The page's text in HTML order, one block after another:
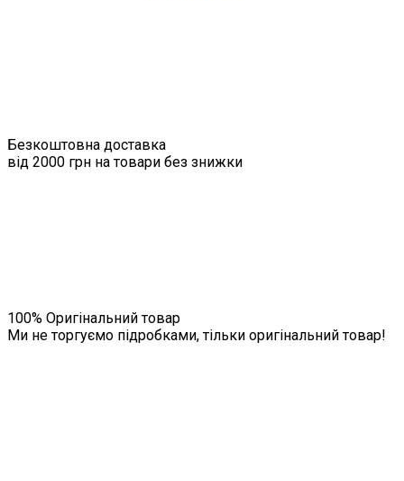
Безкоштовна доставка
від 2000 грн на товари без знижки
100% Оригінальний товар
Ми не торгуємо підробками, тільки оригінальний товар!